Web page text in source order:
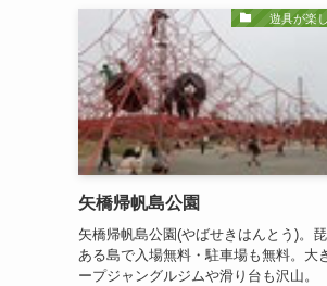
遊具が楽
矢橋帰帆島公園
矢橋帰帆島公園(やばせきはんとう)。
ある島で入場無料・駐車場も無料。大
ープジャングルジムや滑り台も沢山。